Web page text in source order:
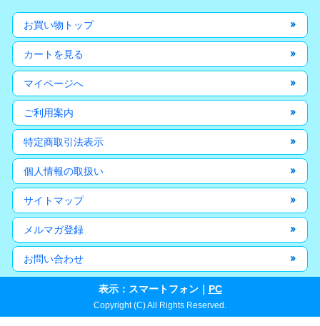
お買い物トップ
カートを見る
マイページへ
ご利用案内
特定商取引法表示
個人情報の取扱い
サイトマップ
メルマガ登録
お問い合わせ
表示：スマートフォン｜ PC
Copyright (C) All Rights Reserved.